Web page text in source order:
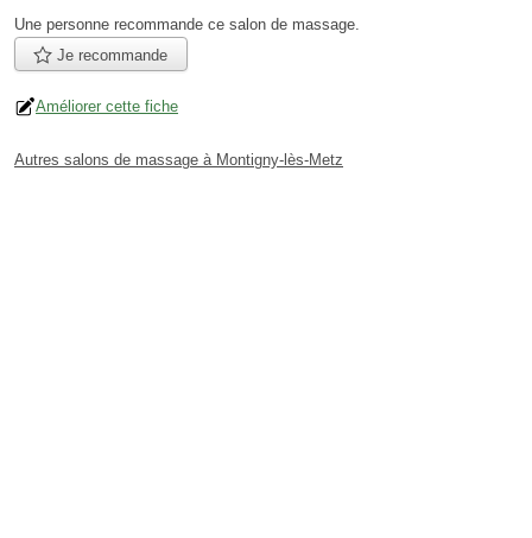
Une personne recommande ce salon de massage.
Je recommande
Améliorer cette fiche
Autres salons de massage à Montigny-lès-Metz